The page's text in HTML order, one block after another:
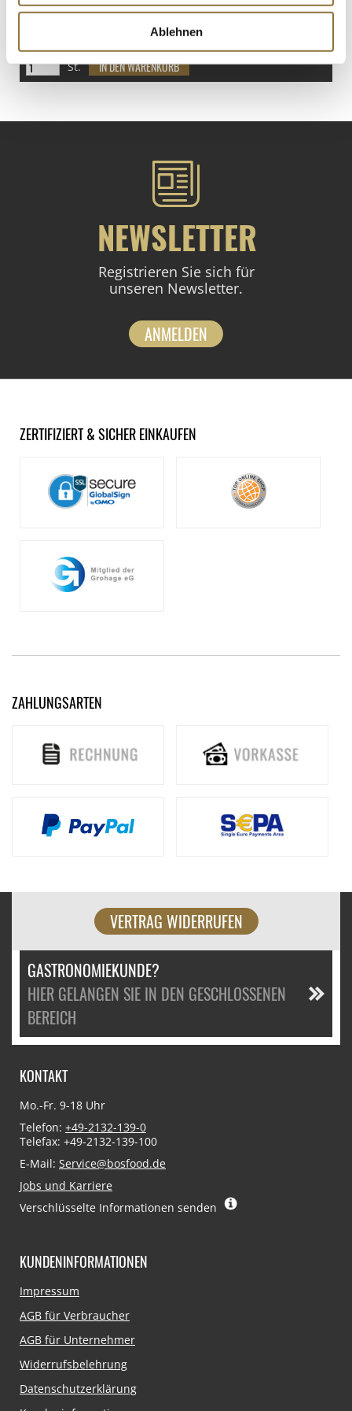
Ablehnen
€ 10,41
St.
NEWSLETTER
Registrieren Sie sich für
unseren Newsletter.
ANMELDEN
ZERTIFIZIERT & SICHER EINKAUFEN
ZAHLUNGSARTEN
VERTRAG WIDERRUFEN
GASTRONOMIEKUNDE?
HIER GELANGEN SIE IN DEN GESCHLOSSENEN
BEREICH
KONTAKT
Mo.-Fr. 9-18 Uhr
Telefon: +49-2132-139-0
Telefax: +49-2132-139-100
E-Mail: Service@bosfood.de
Jobs und Karriere
Verschlüsselte Informationen senden
KUNDENINFORMATIONEN
Navigation
Impressum
AGB für Verbraucher
AGB für Unternehmer
Widerrufsbelehrung
Datenschutzerklärung